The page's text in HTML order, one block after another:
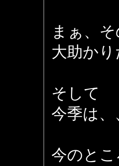
まぁ、
大助か
そして
今季は、
今のとこ